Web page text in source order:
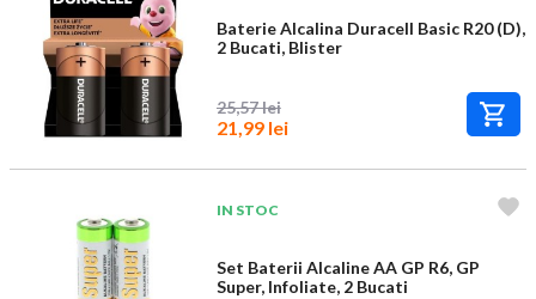
Baterie Alcalina Duracell Basic R20 (D),
2 Bucati, Blister
25,57 lei
21,99 lei
IN STOC
Set Baterii Alcaline AA GP R6, GP
Super, Infoliate, 2 Bucati